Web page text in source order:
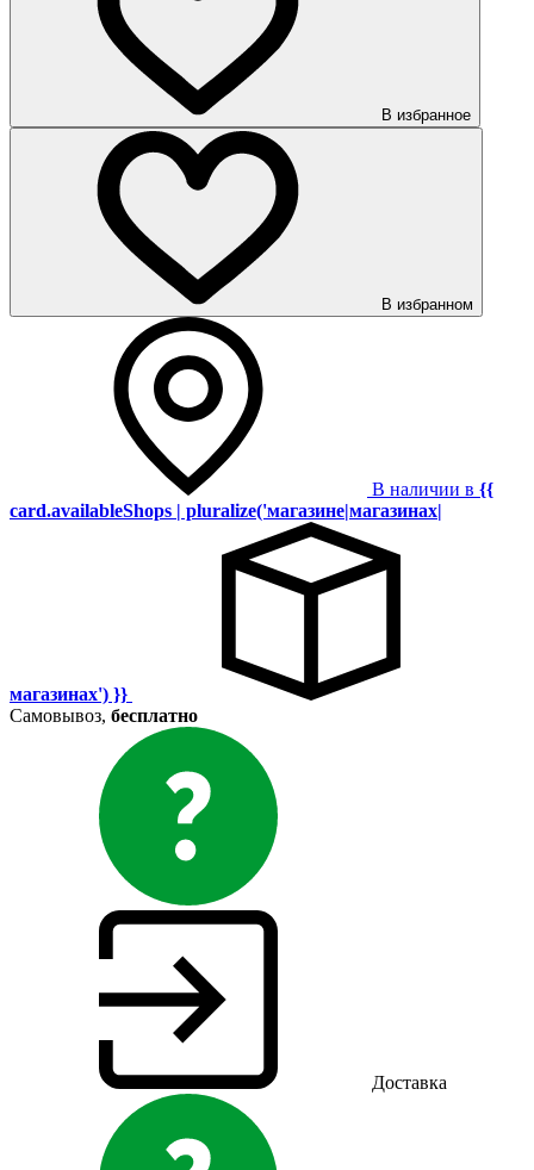
В избранное
В избранном
В наличии в {{
card.availableShops | pluralize('магазине|магазинах|
магазинах') }}
Самовывоз, бесплатно
Доставка